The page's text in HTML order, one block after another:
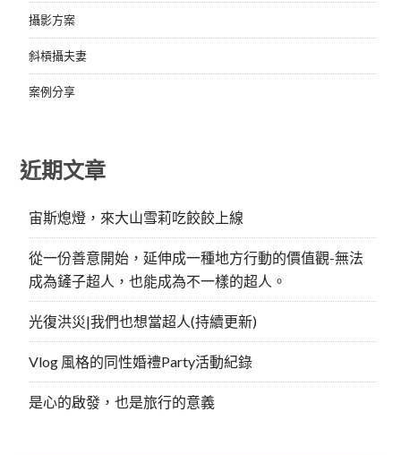
攝影方案
斜槓攝夫妻
案例分享
近期文章
宙斯熄燈，來大山雪莉吃餃餃上線
從一份善意開始，延伸成一種地方行動的價值觀-無法
成為鏟子超人，也能成為不一樣的超人。
光復洪災|我們也想當超人(持續更新)
Vlog 風格的同性婚禮Party活動紀錄
是心的啟發，也是旅行的意義